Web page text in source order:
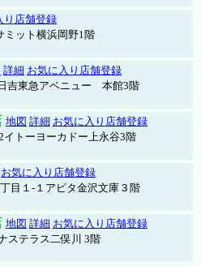
り店舗登録
ミット横浜岡野1階
詳細 お気に入り店舗登録
吉東急アベニュー 本館3階
地図 詳細 お気に入り店舗登録
トーヨーカドー上永谷3階
お気に入り店舗登録
目１-１アピタ金沢文庫３階
地図 詳細 お気に入り店舗登録
ステラス二俣川 3階